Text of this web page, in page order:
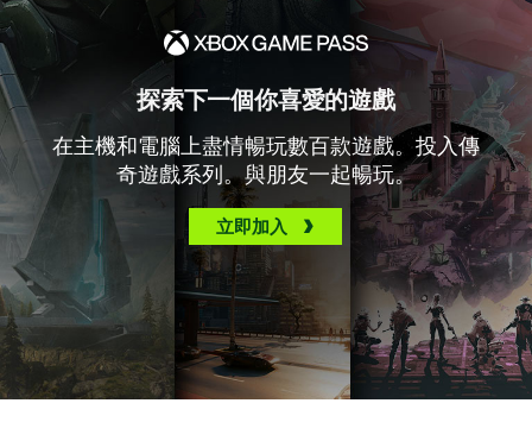
探索下一個你喜愛的遊戲
在主機和電腦上盡情暢玩數百款遊戲。投入傳
奇遊戲系列。與朋友一起暢玩。
立即加入